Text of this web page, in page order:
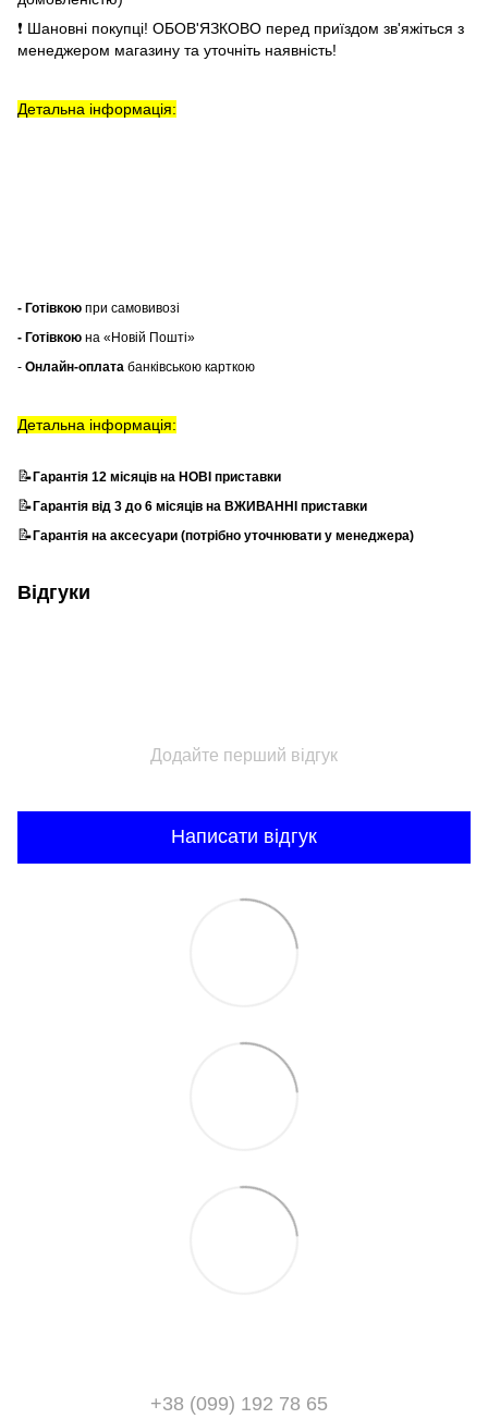
❗ Шановні покупці! ОБОВ'ЯЗКОВО перед приїздом зв'яжіться з
менеджером магазину та уточніть наявність!
Детальна інформація:
- Готівкою при самовивозі
- Готівкою на «Новій Пошті»
- Онлайн-оплата банківською карткою
Детальна інформація:
📝Гарантія 12 місяців на НОВІ приставки
📝Гарантія від 3 до 6 місяців на ВЖИВАННІ приставки
📝Гарантія на аксесуари (потрібно уточнювати у менеджера)
Відгуки
Додайте перший відгук
Написати відгук
+38 (099) 192 78 65